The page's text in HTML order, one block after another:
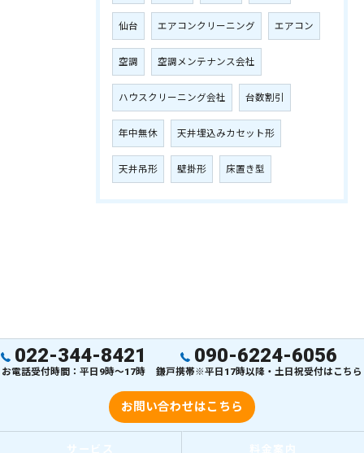
仙台 エアコンクリーニング エアコン
空調 空調メンテナンス会社
ハウスクリーニング会社 台数割引
年中無休 天井埋込みカセット形
天井吊形 壁掛形 床置き型
022-344-8421
お電話受付時間：平日9時～17時
090-6224-6056
鎌戸携帯※平日17時以降・土日祝受付はこちら
お問い合わせはこちら